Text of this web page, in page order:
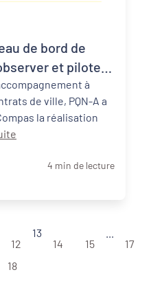
de bord de
et piloter
de la ville
à
de ville, PQN-A a
la réalisation
4 min de lecture
12
13
14
15
17
18